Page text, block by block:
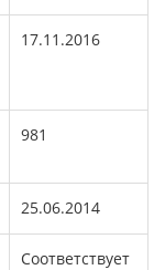
17.11.2016
981
25.06.2014
Соответствует